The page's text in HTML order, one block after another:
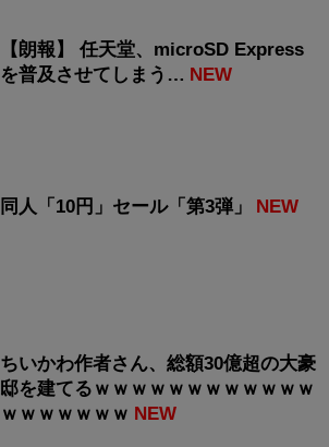
【朗報】 任天堂、microSD Express
を普及させてしまう… NEW
同人「10円」セール「第3弾」 NEW
ちいかわ作者さん、総額30億超の大豪
邸を建てるｗｗｗｗｗｗｗｗｗｗｗｗ
ｗｗｗｗｗｗｗ NEW